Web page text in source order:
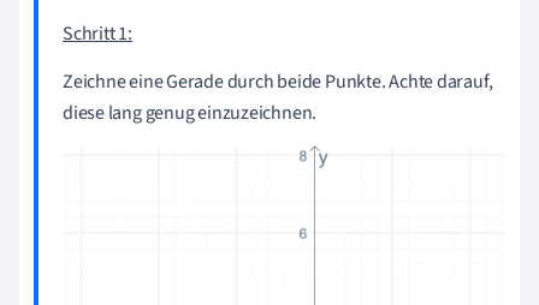
Schritt 1:
Zeichne eine Gerade durch beide Punkte. Achte darauf,
diese lang genug einzuzeichnen.